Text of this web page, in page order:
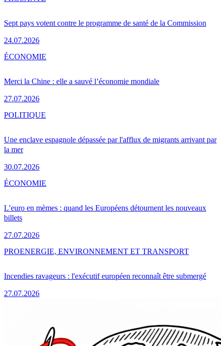
Sept pays votent contre le programme de santé de la Commission
24.07.2026
Merci la Chine : elle a sauvé l’économie mondiale
27.07.2026
ÉCONOMIE
Une enclave espagnole dépassée par l'afflux de migrants arrivant par
la mer
30.07.2026
POLITIQUE
L’euro en mèmes : quand les Européens détournent les nouveaux
billets
27.07.2026
ÉCONOMIE
Incendies ravageurs : l'exécutif européen reconnaît être submergé
27.07.2026
PROENERGIE, ENVIRONNEMENT ET TRANSPORT